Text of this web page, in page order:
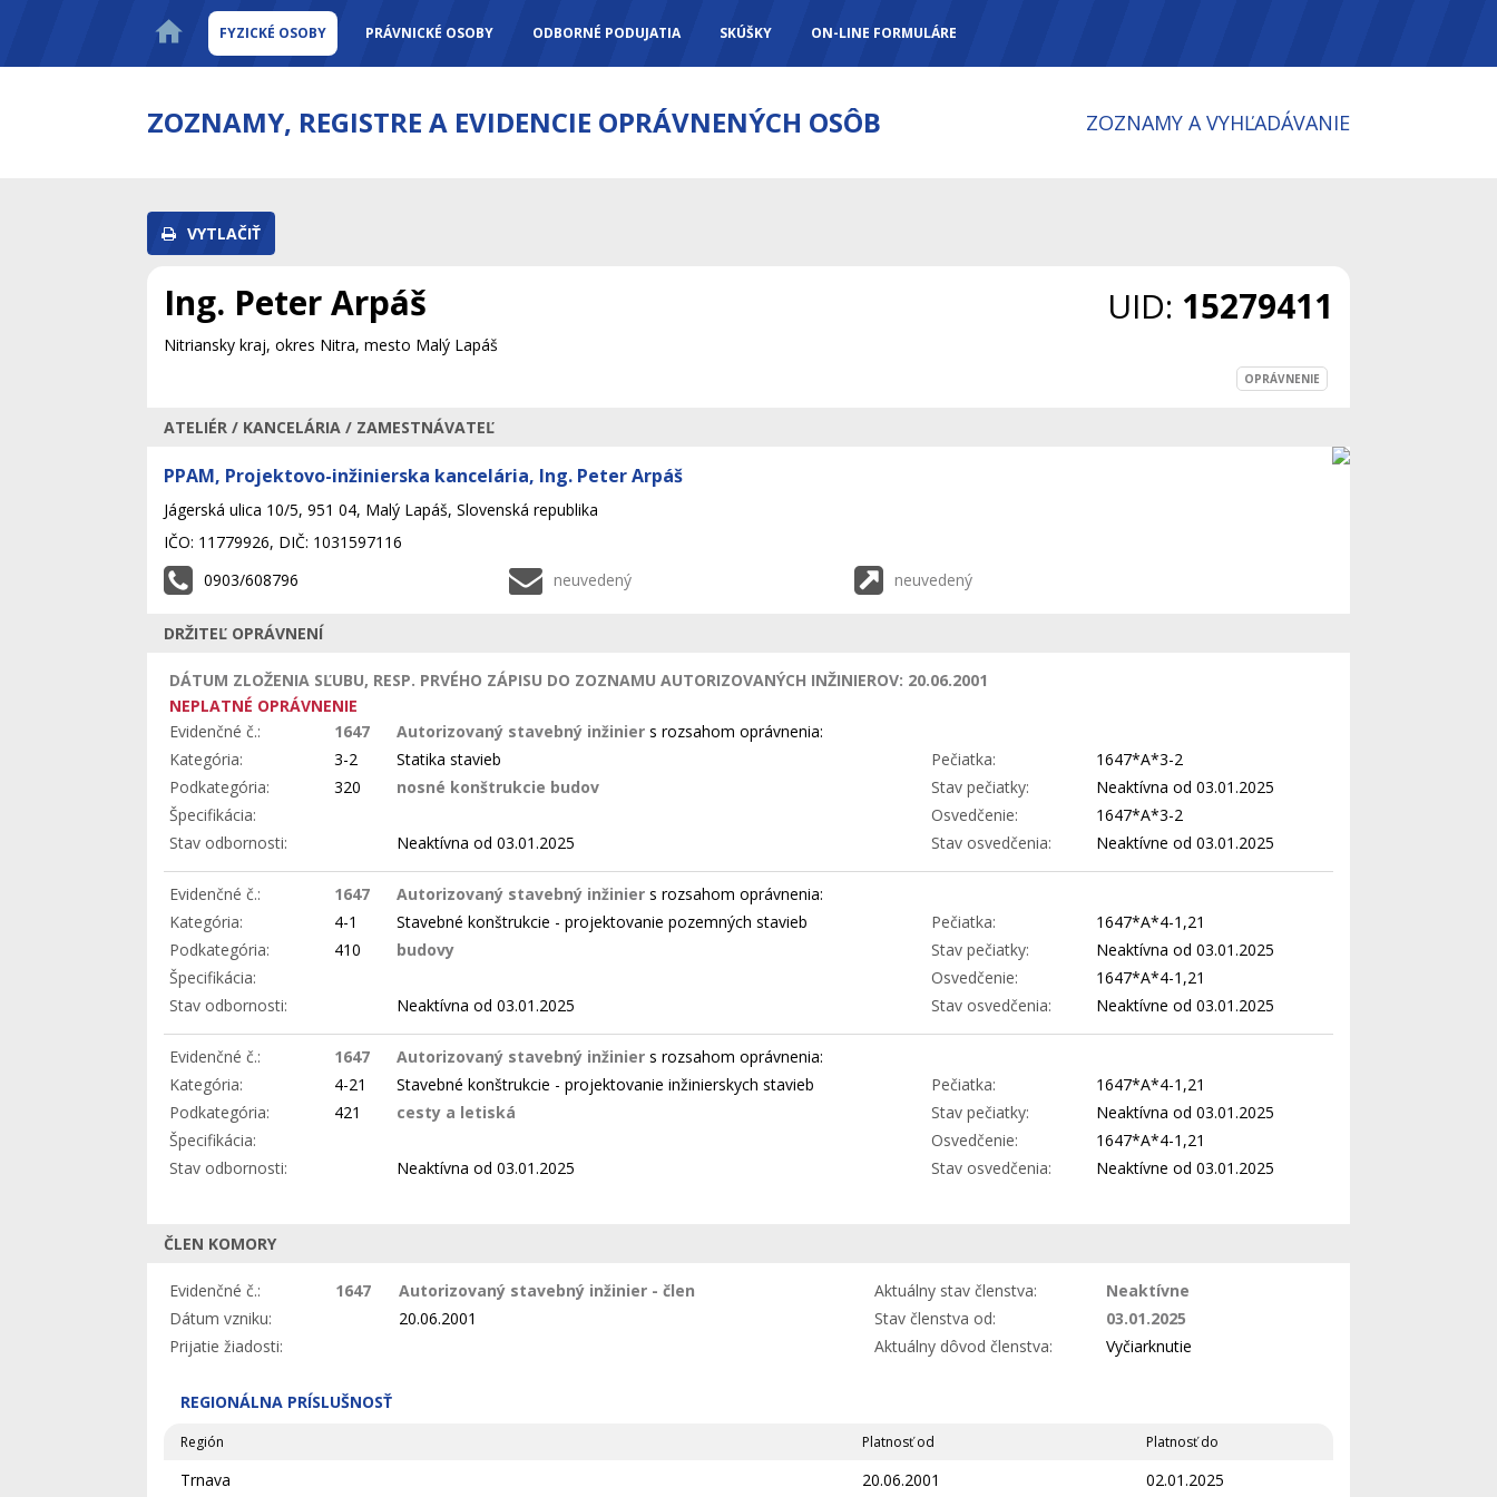
FYZICKÉ OSOBY PRÁVNICKÉ OSOBY ODBORNÉ PODUJATIA SKÚŠKY ON-LINE FORMULÁRE
ZOZNAMY, REGISTRE A EVIDENCIE OPRÁVNENÝCH OSÔB ZOZNAMY A VYHĽADÁVANIE
VYTLAČIŤ
UID: 15279411
Ing. Peter Arpáš
Nitriansky kraj, okres Nitra, mesto Malý Lapáš
OPRÁVNENIE
ATELIÉR / KANCELÁRIA / ZAMESTNÁVATEĽ
PPAM, Projektovo-inžinierska kancelária, Ing. Peter Arpáš
Jágerská ulica 10/5, 951 04, Malý Lapáš, Slovenská republika
IČO: 11779926, DIČ: 1031597116
0903/608796
neuvedený neuvedený
DRŽITEĽ OPRÁVNENÍ
DÁTUM ZLOŽENIA SĽUBU, RESP. PRVÉHO ZÁPISU DO ZOZNAMU AUTORIZOVANÝCH INŽINIEROV: 20.06.2001
NEPLATNÉ OPRÁVNENIE
Evidenčné č.:
1647 Autorizovaný stavebný inžinier s rozsahom oprávnenia:
Kategória:
3-2 Statika stavieb Pečiatka:
1647*A*3-2
Podkategória:
320 nosné konštrukcie budov Stav pečiatky:
Neaktívna od 03.01.2025
Špecifikácia:
Osvedčenie:
1647*A*3-2
Stav odbornosti:
Neaktívna od 03.01.2025 Stav osvedčenia: Neaktívne od 03.01.2025
Evidenčné č.: 1647 Autorizovaný stavebný inžinier s rozsahom oprávnenia:
Kategória:
4-1 Stavebné konštrukcie - projektovanie pozemných stavieb Pečiatka:
1647*A*4-1,21
Podkategória:
410 budovy Stav pečiatky:
Neaktívna od 03.01.2025
Špecifikácia:
Osvedčenie:
1647*A*4-1,21
Stav odbornosti:
Neaktívna od 03.01.2025 Stav osvedčenia: Neaktívne od 03.01.2025
Evidenčné č.: 1647 Autorizovaný stavebný inžinier s rozsahom oprávnenia:
Kategória:
4-21 Stavebné konštrukcie - projektovanie inžinierskych stavieb Pečiatka:
1647*A*4-1,21
Podkategória:
421 cesty a letiská Stav pečiatky:
Neaktívna od 03.01.2025
Špecifikácia:
Osvedčenie:
1647*A*4-1,21
Stav odbornosti:
Neaktívna od 03.01.2025 Stav osvedčenia: Neaktívne od 03.01.2025
ČLEN KOMORY
Evidenčné č.: 1647 Autorizovaný stavebný inžinier - člen Aktuálny stav členstva:
Neaktívne
Dátum vzniku:
20.06.2001 Stav členstva od:
03.01.2025
Prijatie žiadosti:
Aktuálny dôvod členstva: Vyčiarknutie
REGIONÁLNA PRÍSLUŠNOSŤ
Región Platnosť od Platnosť do
Trnava 20.06.2001 02.01.2025